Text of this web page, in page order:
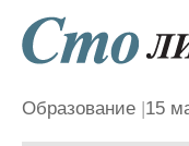
Образование 15